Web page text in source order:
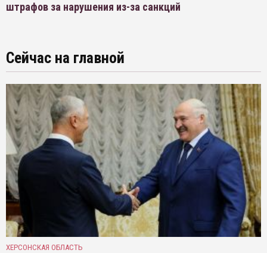
штрафов за нарушения из-за санкций
Сейчас на главной
ХЕРСОНСКАЯ ОБЛАСТЬ